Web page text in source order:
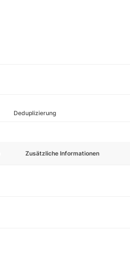
Deduplizierung
Zusätzliche Informationen